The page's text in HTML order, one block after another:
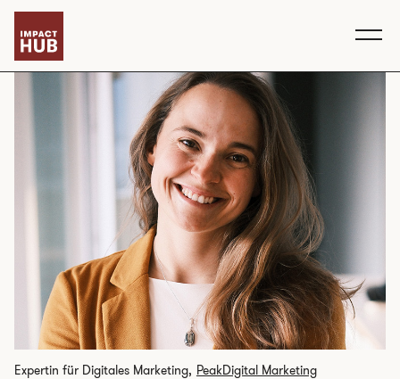
Expertin für Digitales Marketing, PeakDigital Marketing